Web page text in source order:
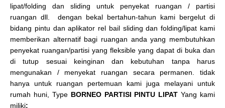
lipat/folding dan sliding untuk penyekat ruangan / partisi
ruangan dll. dengan bekal bertahun-tahun kami bergelut di
bidang pintu dan aplikator rel bail sliding dan folding/lipat kami
memberikan alternatif bagi ruangan anda yang membutuhkan
penyekat ruangan/partisi yang fleksible yang dapat di buka dan
di tutup sesuai keinginan dan kebutuhan tanpa harus
mengunakan / menyekat ruangan secara permanen. tidak
hanya untuk ruangan pertemuan kami juga melayani untuk
rumah huni, Type BORNEO PARTISI PINTU LIPAT Yang kami
miliki: